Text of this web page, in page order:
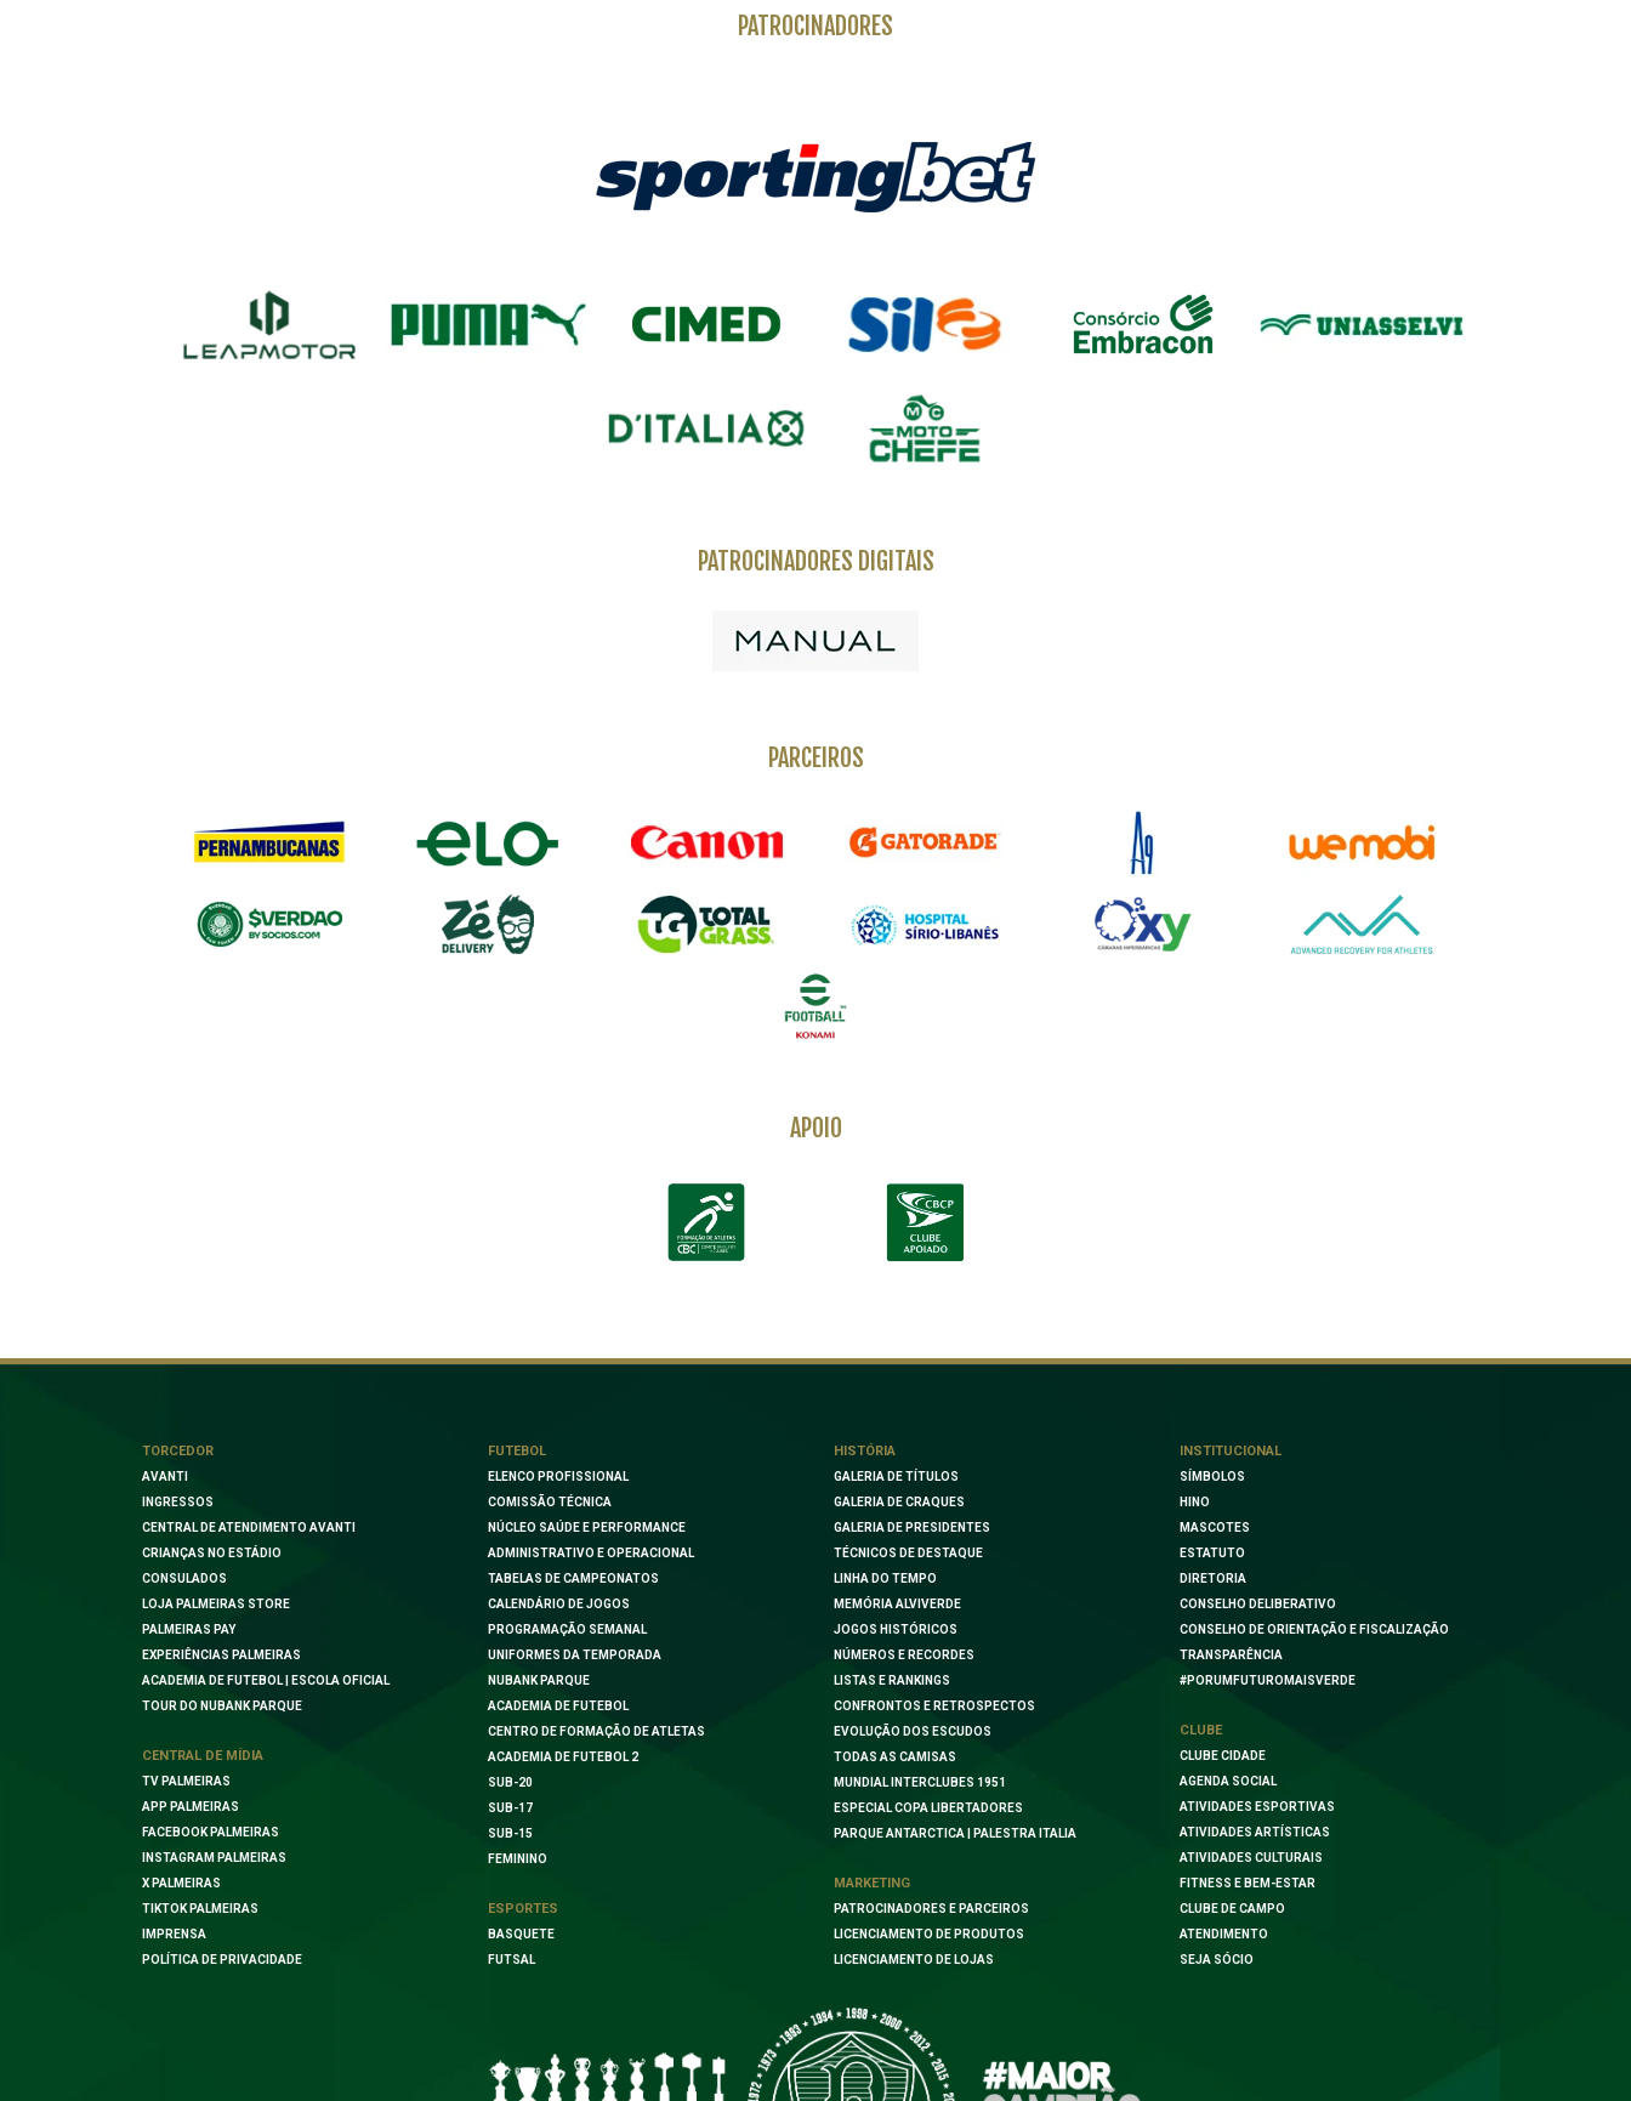
PATROCINADORES
PATROCINADORES DIGITAIS
PARCEIROS
APOIO
TORCEDOR
AVANTI
INGRESSOS
CENTRAL DE ATENDIMENTO AVANTI
CRIANÇAS NO ESTÁDIO
CONSULADOS
LOJA PALMEIRAS STORE
PALMEIRAS PAY
EXPERIÊNCIAS PALMEIRAS
ACADEMIA DE FUTEBOL | ESCOLA OFICIAL
TOUR DO NUBANK PARQUE
CENTRAL DE MÍDIA
TV PALMEIRAS
APP PALMEIRAS
FACEBOOK PALMEIRAS
INSTAGRAM PALMEIRAS
X PALMEIRAS
TIKTOK PALMEIRAS
IMPRENSA
POLÍTICA DE PRIVACIDADE
FUTEBOL
ELENCO PROFISSIONAL
COMISSÃO TÉCNICA
NÚCLEO SAÚDE E PERFORMANCE
ADMINISTRATIVO E OPERACIONAL
TABELAS DE CAMPEONATOS
CALENDÁRIO DE JOGOS
PROGRAMAÇÃO SEMANAL
UNIFORMES DA TEMPORADA
NUBANK PARQUE
ACADEMIA DE FUTEBOL
CENTRO DE FORMAÇÃO DE ATLETAS
ACADEMIA DE FUTEBOL 2
SUB-20
SUB-17
SUB-15
FEMININO
ESPORTES
BASQUETE
FUTSAL
HISTÓRIA
GALERIA DE TÍTULOS
GALERIA DE CRAQUES
GALERIA DE PRESIDENTES
TÉCNICOS DE DESTAQUE
LINHA DO TEMPO
MEMÓRIA ALVIVERDE
JOGOS HISTÓRICOS
NÚMEROS E RECORDES
LISTAS E RANKINGS
CONFRONTOS E RETROSPECTOS
EVOLUÇÃO DOS ESCUDOS
TODAS AS CAMISAS
MUNDIAL INTERCLUBES 1951
ESPECIAL COPA LIBERTADORES
PARQUE ANTARCTICA | PALESTRA ITALIA
MARKETING
PATROCINADORES E PARCEIROS
LICENCIAMENTO DE PRODUTOS
LICENCIAMENTO DE LOJAS
INSTITUCIONAL
SÍMBOLOS
HINO
MASCOTES
ESTATUTO
DIRETORIA
CONSELHO DELIBERATIVO
CONSELHO DE ORIENTAÇÃO E FISCALIZAÇÃO
TRANSPARÊNCIA
#PORUMFUTUROMAISVERDE
CLUBE
CLUBE CIDADE
AGENDA SOCIAL
ATIVIDADES ESPORTIVAS
ATIVIDADES ARTÍSTICAS
ATIVIDADES CULTURAIS
FITNESS E BEM-ESTAR
CLUBE DE CAMPO
ATENDIMENTO
SEJA SÓCIO